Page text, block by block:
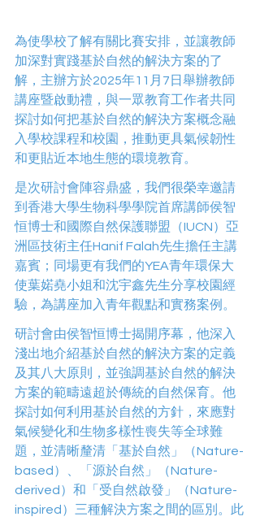
為使學校了解有關比賽安排，並讓教師
加深對實踐基於自然的解決方案的了
解，主辦方於2025年11月7日舉辦教師
講座暨啟動禮，與一眾教育工作者共同
探討如何把基於自然的解決方案概念融
入學校課程和校園，推動更具氣候韌性
和更貼近本地生態的環境教育。
是次研討會陣容鼎盛，我們很榮幸邀請
到香港大學生物科學學院首席講師侯智
恒博士和國際自然保護聯盟（IUCN）亞
洲區技術主任Hanif Falah先生擔任主講
嘉賓；同場更有我們的YEA青年環保大
使葉婼堯小姐和沈宇鑫先生分享校園經
驗，為講座加入青年觀點和實務案例。
研討會由侯智恒博士揭開序幕，他深入
淺出地介紹基於自然的解決方案的定義
及其八大原則，並強調基於自然的解決
方案的範疇遠超於傳統的自然保育。他
探討如何利用基於自然的方針，來應對
氣候變化和生物多樣性喪失等全球難
題，並清晰釐清「基於自然」（Nature-
based）、「源於自然」（Nature-
derived）和「受自然啟發」（Nature-
inspired）三種解決方案之間的區別。此